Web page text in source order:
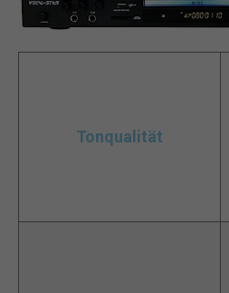
Tonqualität